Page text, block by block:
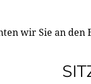
wir Sie an den